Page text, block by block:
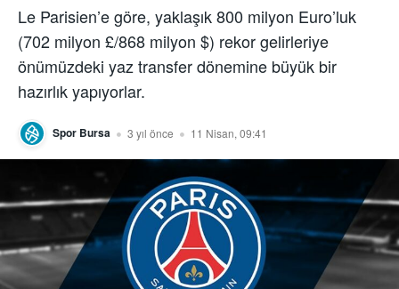
Le Parisien’e göre, yaklaşık 800 milyon Euro’luk
(702 milyon £/868 milyon $) rekor gelirleriye
önümüzdeki yaz transfer dönemine büyük bir
hazırlık yapıyorlar.
Spor Bursa 3 yıl önce 11 Nisan, 09:41